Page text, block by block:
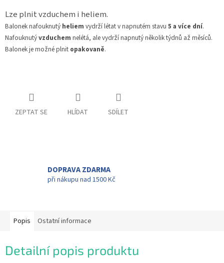
Lze plnit vzduchem i heliem.
Balonek nafouknutý heliem vydrží létat v napnutém stavu 5 a více dní.
Nafouknutývzduchem nelétá, ale vydrží napnutý několik týdnů až měsíců.
Balonek je možné plnit opakovaně.
ZEPTAT SE HLÍDAT SDÍLET
DOPRAVA ZDARMA
při nákupu nad 1500 Kč
Popis Ostatní informace
Detailní popis produktu